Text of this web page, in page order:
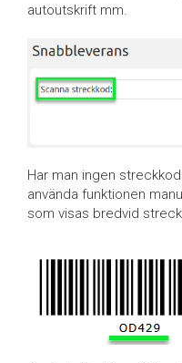
autoutskrift mm.
Har man ingen
använda funktionen
som visas bredvid